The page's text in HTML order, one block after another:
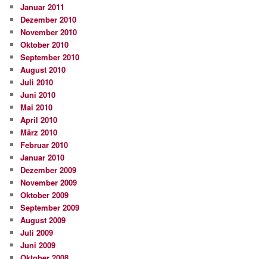
Januar 2011
Dezember 2010
November 2010
Oktober 2010
September 2010
August 2010
Juli 2010
Juni 2010
Mai 2010
April 2010
März 2010
Februar 2010
Januar 2010
Dezember 2009
November 2009
Oktober 2009
September 2009
August 2009
Juli 2009
Juni 2009